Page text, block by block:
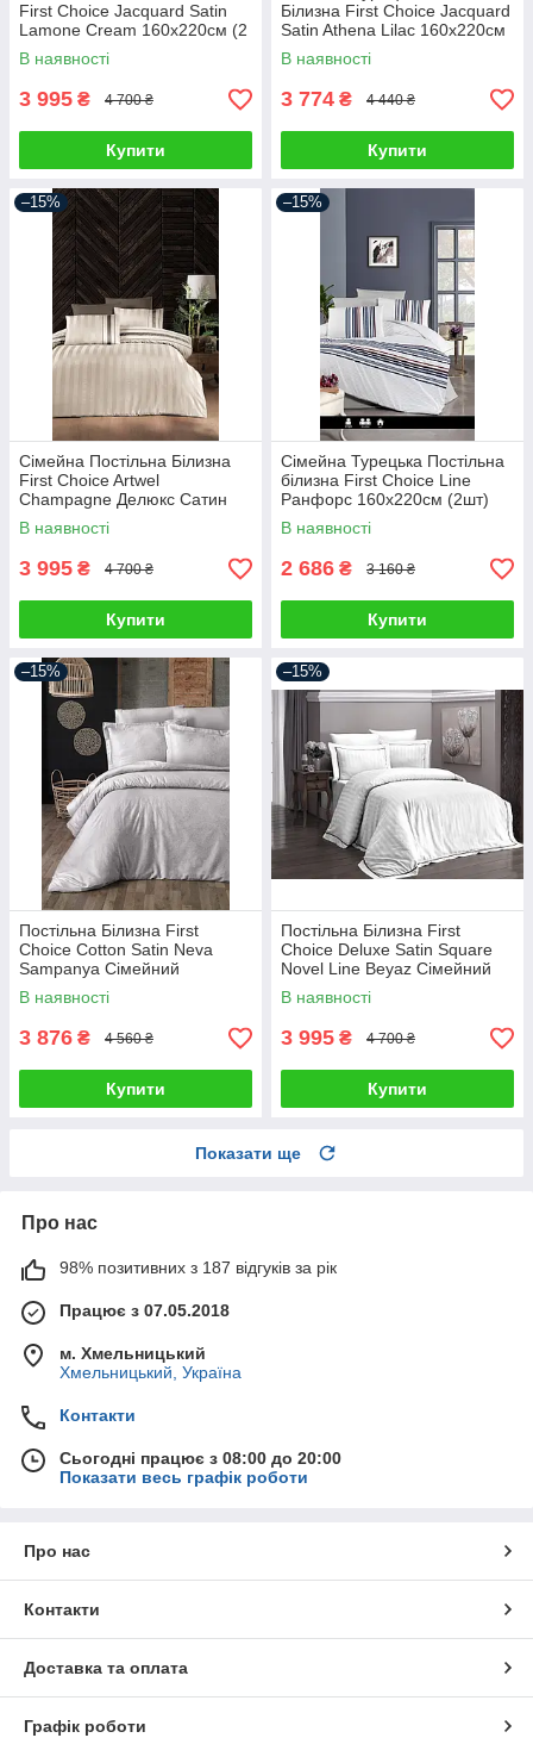
First Choice Jacquard Satin
Lamone Cream 160х220см (2
шт)
В наявності
3 995 ₴ 4 700 ₴
Купити
Білизна First Choice Jacquard
Satin Athena Lilac 160х220см
(2 шт)
В наявності
3 774 ₴ 4 440 ₴
Купити
–15%
Сімейна Постільна Білизна
First Choice Artwel
Champagne Делюкс Сатин
160х220см (2 шт)
В наявності
3 995 ₴ 4 700 ₴
Купити
–15%
Сімейна Турецька Постільна
білизна First Choice Line
Ранфорс 160х220см (2шт)
В наявності
2 686 ₴ 3 160 ₴
Купити
–15%
Постільна Білизна First
Choice Cotton Satin Neva
Sampanya Сімейний
В наявності
3 876 ₴ 4 560 ₴
Купити
–15%
Постільна Білизна First
Choice Deluxe Satin Square
Novel Line Beyaz Сімейний
В наявності
3 995 ₴ 4 700 ₴
Купити
Показати ще
Про нас
98% позитивних з 187 відгуків за рік
Працює з 07.05.2018
м. Хмельницький
Хмельницький, Україна
Контакти
Сьогодні працює з 08:00 до 20:00
Показати весь графік роботи
Про нас
Контакти
Доставка та оплата
Графік роботи